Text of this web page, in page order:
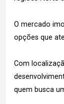
O mercado
opções que
Com
quem busca